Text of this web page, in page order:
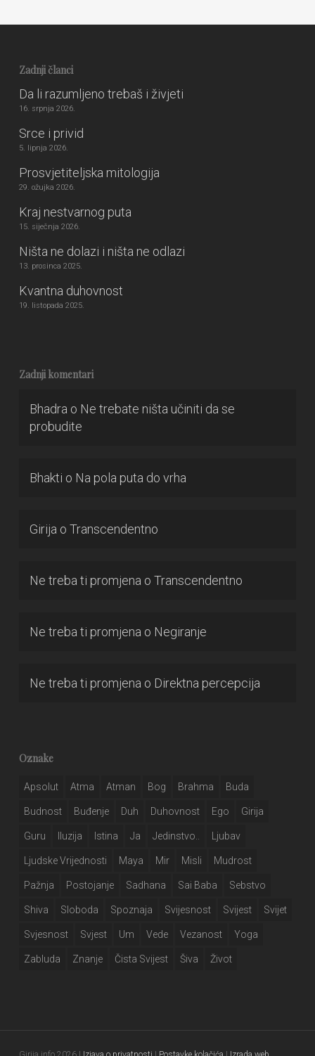
Zadnji članci
Da li razumljeno trebaš i živjeti
16. srpnja 2026.
Srce i privid
5. lipnja 2026.
Prosvjetiteljska mitologija
29. ožujka 2026.
Kraj nestvarnog puta
15. siječnja 2026.
Ništa ne dolazi i ništa ne odlazi
13. prosinca 2025.
Kvantna duhovnost
19. listopada 2025.
Zadnji komentari
Bhadra o Ne trebate ništa učiniti da se
probudite
Bhakti o Na pola puta do vrha
Girija o Transcendentno
Ne treba ti promjena o Transcendentno
Ne treba ti promjena o Negiranje
Ne treba ti promjena o Direktna percepcija
Oznake
Apsolut Atma Atman Bog Brahma Buda
Budnost Buđenje Duh Duhovnost Ego Girija
Guru Iluzija Istina Ja Jedinstvo.. Ljubav
Ljudske Vrijednosti Maya Mir Misli Mudrost
Pažnja Postojanje Sadhana Sai Baba Sebstvo
Shiva Sloboda Spoznaja Svijesnost Svijest Svijet
Svjesnost Svjest Um Vede Vezanost Yoga
Zabluda Znanje Čista Svijest Šiva Život